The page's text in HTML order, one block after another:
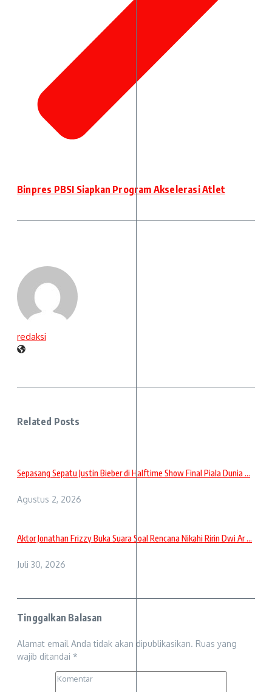
Binpres PBSI Siapkan Program Akselerasi Atlet
redaksi
Related Posts
Sepasang Sepatu Justin Bieber di Halftime Show Final Piala Dunia ...
Agustus 2, 2026
Aktor Jonathan Frizzy Buka Suara Soal Rencana Nikahi Ririn Dwi Ar ...
Juli 30, 2026
Tinggalkan Balasan
Alamat email Anda tidak akan dipublikasikan. Ruas yang
wajib ditandai *